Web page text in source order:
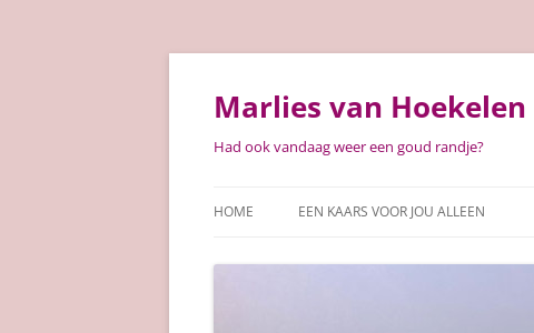
Ga
inhoud
Marlies van Hoekelen
Had ook vandaag weer een goud randje?
HOME EEN KAARS VOOR JOU ALLEEN